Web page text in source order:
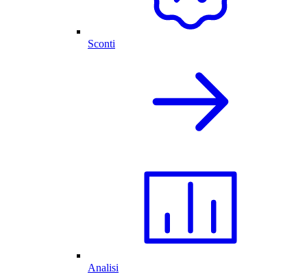
Sconti
Analisi